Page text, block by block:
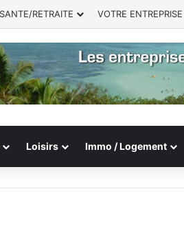
SANTE/RETRAITE VOTRE ENTREPRISE
Loisirs Immo / Logement